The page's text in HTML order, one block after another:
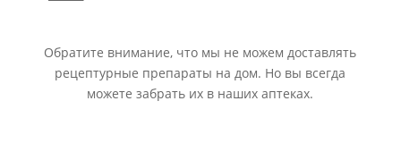
Обратите внимание, что мы не можем доставлять
рецептурные препараты на дом. Но вы всегда
можете забрать их в наших аптеках.